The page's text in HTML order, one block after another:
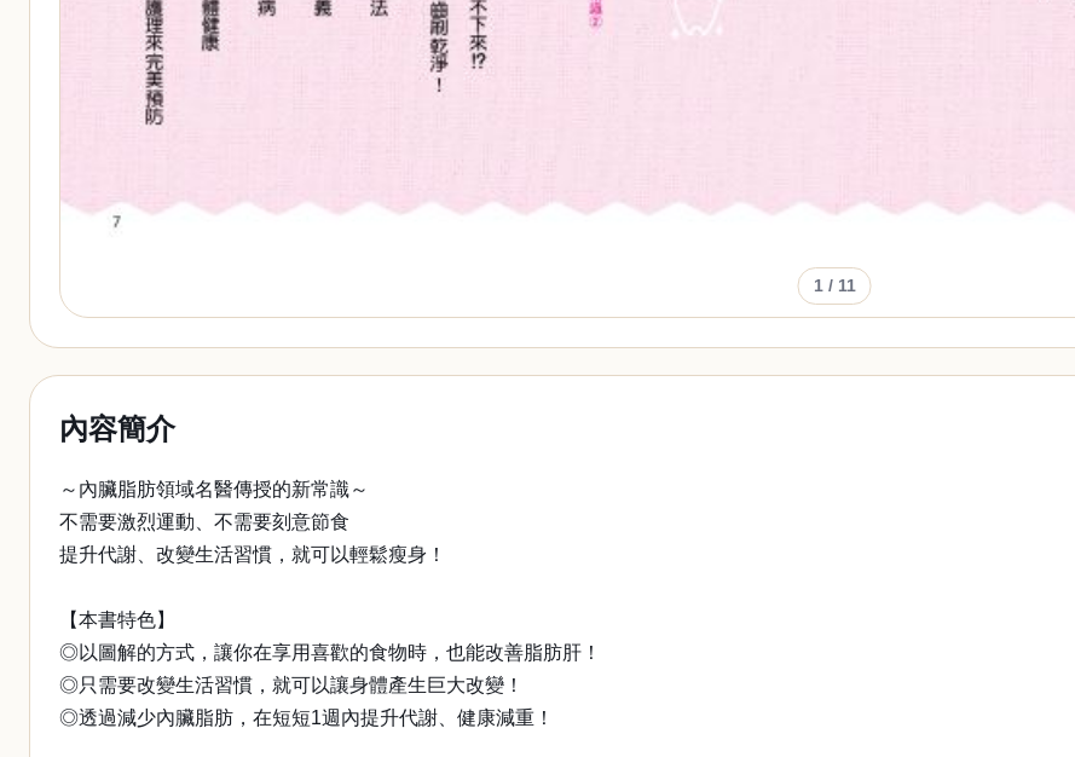
1/ 11
內容簡介
～內臟脂肪領域名醫傳授的新常識～
不需要激烈運動、不需要刻意節食
提升代謝、改變生活習慣，就可以輕鬆瘦身！
【本書特色】
◎以圖解的方式，讓你在享用喜歡的食物時，也能改善脂肪肝！
◎只需要改變生活習慣，就可以讓身體產生巨大改變！
◎透過減少內臟脂肪，在短短1週內提升代謝、健康減重！